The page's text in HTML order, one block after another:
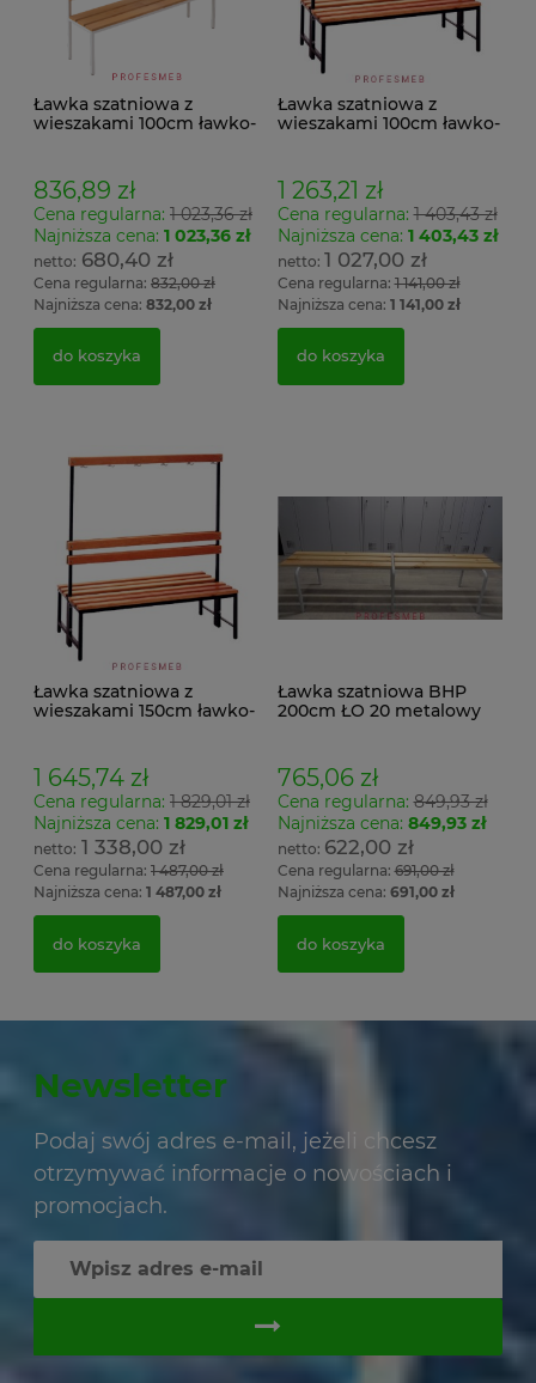
Ławka szatniowa z
wieszakami 100cm ławko-
836,89 zł
Cena regularna: 1 023,36 zł
Najniższa cena: 1 023,36 zł
680,40 zł
Cena regularna: 832,00 zł
Najniższa cena: 832,00 zł
do koszyka
Ławka szatniowa z
wieszakami 100cm ławko-
1 263,21 zł
Cena regularna:1 403,43 zł
Najniższa cena: 1 403,43 zł
1 027,00 zł
Cena regularna:1 141,00 zł
Najniższa cena: 1 141,00 zł
do koszyka
Ławka szatniowa z
wieszakami 150cm ławko-
1 645,74 zł
Cena regularna: 1 829,01 zł
Najniższa cena: 1 829,01 zł
1 338,00 zł
Cena regularna: 1 487,00 zł
Najniższa cena: 1 487,00 zł
do koszyka
Ławka szatniowa BHP
200cm ŁO 20 metalowy
765,06 zł
Cena regularna:849,93 zł
Najniższa cena: 849,93 zł
622,00 zł
Cena regularna:691,00 zł
Najniższa cena: 691,00 zł
do koszyka
Newsletter
Podaj swój adres e-mail, jeżeli chcesz
otrzymywać informacje o nowościach i
promocjach.